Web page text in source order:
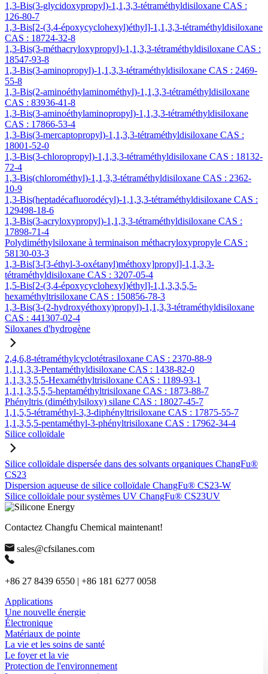
1,3-Bis(3-glycidoxypropyl)-1,1,3,3-tétraméthyldisiloxane CAS :
126-80-7
1,3-Bis[2-(3,4-époxycyclohexyl)éthyl]-1,1,3,3-tétraméthyldisiloxane
CAS : 18724-32-8
1,3-Bis(3-méthacryloxypropyl)-1,1,3,3-tétraméthyldisiloxane CAS :
18547-93-8
1,3-Bis(3-aminopropyl)-1,1,3,3-tétraméthyldisiloxane CAS : 2469-
55-8
1,3-Bis(2-aminoéthylaminométhyl)-1,1,3,3-tétraméthyldisiloxane
CAS : 83936-41-8
1,3-Bis(3-aminoéthylaminopropyl)-1,1,3,3-tétraméthyldisiloxane
CAS : 17866-53-4
1,3-Bis(3-mercaptopropyl)-1,1,3,3-tétraméthyldisiloxane CAS :
18001-52-0
1,3-Bis(3-chloropropyl)-1,1,3,3-tétraméthyldisiloxane CAS : 18132-
72-4
1,3-Bis(chlorométhyl)-1,1,3,3-tétraméthyldisiloxane CAS : 2362-
10-9
1,3-Bis(heptadécafluorodécyl)-1,1,3,3-tétraméthyldisiloxane CAS :
129498-18-6
1,3-Bis(3-acryloxypropyl)-1,1,3,3-tétraméthyldisiloxane CAS :
17898-71-4
Polydiméthylsiloxane à terminaison méthacryloxypropyle CAS :
58130-03-3
1,3-Bis[3-[3-éthyl-3-oxétanyl)méthoxy]propyl]-1,1,3,3-
tétraméthyldisiloxane CAS : 3207-05-4
1,5-Bis[2-(3,4-époxycyclohexyl)éthyl]-1,1,3,3,5,5-
hexaméthyltrisiloxane CAS : 150856-78-3
1,3-Bis(3-(2-hydroxyéthoxy)propyl)-1,1,3,3-tétraméthyldisiloxane
CAS : 441307-02-4
Siloxanes d'hydrogène
2,4,6,8-tétraméthylcyclotétrasiloxane CAS : 2370-88-9
1,1,1,3,3-Pentaméthyldisiloxane CAS : 1438-82-0
1,1,3,3,5,5-Hexaméthyltrisiloxane CAS : 1189-93-1
1,1,1,3,5,5,5-heptaméthyltrisiloxane CAS : 1873-88-7
Phényltris (diméthylsiloxy) silane CAS : 18027-45-7
1,1,5,5-tétraméthyl-3,3-diphényltrisiloxane CAS : 17875-55-7
1,1,3,5,5-pentaméthyl-3-phényltrisiloxane CAS : 17962-34-4
Silice colloïdale
Silice colloïdale dispersée dans des solvants organiques ChangFu®
CS23
Dispersion aqueuse de silice colloïdale ChangFu® CS23-W
Silice colloïdale pour systèmes UV ChangFu® CS23UV
Contactez Changfu Chemical maintenant!
sales@cfsilanes.com
+86 27 8439 6550 | +86 181 6277 0058
Applications
Une nouvelle énergie
Électronique
Matériaux de pointe
La vie et les soins de santé
Le foyer et la vie
Protection de l'environnement